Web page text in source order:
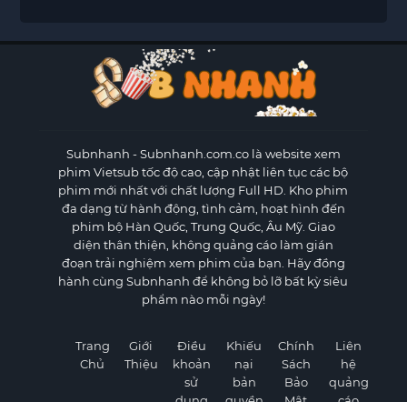
Subnhanh - Subnhanh.com.co là website xem
phim Vietsub tốc độ cao, cập nhật liên tục các bộ
phim mới nhất với chất lượng Full HD. Kho phim
đa dạng từ hành động, tình cảm, hoạt hình đến
phim bộ Hàn Quốc, Trung Quốc, Âu Mỹ. Giao
diện thân thiện, không quảng cáo làm gián
đoạn trải nghiệm xem phim của bạn. Hãy đồng
hành cùng Subnhanh để không bỏ lỡ bất kỳ siêu
phẩm nào mỗi ngày!
Trang
Chủ
Giới
Thiệu
Điều
khoản
sử
Khiếu
nại
bản
Chính
Sách
Bảo
Liên
hệ
quảng